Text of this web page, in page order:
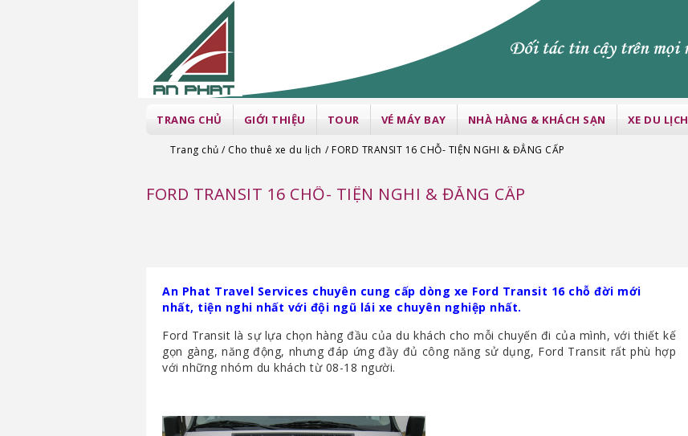
TRANG CHỦ GIỚI THIỆU TOUR VÉ MÁY BAY NHÀ HÀNG & KHÁCH SẠN XE DU LỊCH
Trang chủ Cho thuê xe du lịch FORD TRANSIT 16 CHỖ- TIỆN NGHI & ĐẲNG CẤP
FORD TRANSIT 16 CHỖ- TIỆN NGHI & ĐẲNG CẤP
An Phat Travel Services chuyên cung cấp dòng xe Ford Transit 16 chỗ đời mới
nhất, tiện nghi nhất với đội ngũ lái xe chuyên nghiệp nhất.
Ford Transit là sự lựa chọn hàng đầu của du khách cho mỗi chuyến đi của mình, với thiết kế
gọn gàng, năng động, nhưng đáp ứng đầy đủ công năng sử dụng, Ford Transit rất phù hợp
với những nhóm du khách từ 08-18 người.